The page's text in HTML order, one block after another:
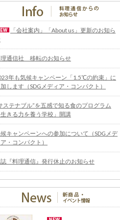
「会社案内」「About us」更新のお知ら
通信社 移転のお知らせ
年も気候キャンペーン「1.5℃の約束」に
します（SDGメディア・コンパクト）
ステナブル”を五感で知る食のプログラム
きる力を養う学校」開講
キャンペーンへの参加について（SDGメデ
・コンパクト）
『料理通信』発行休止のお知らせ